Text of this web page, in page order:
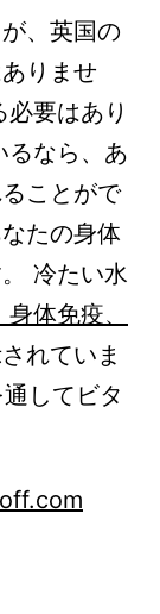
、英国の
りませ
要はあり
るなら、あ
ことがで
たの身体
冷たい水
体免疫、
れていま
してビタ